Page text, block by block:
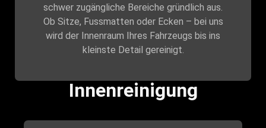
schwer zugängliche Bereiche gründlich aus.
Ob Sitze, Fussmatten oder Ecken – bei uns
wird der Innenraum Ihres Fahrzeugs bis ins
kleinste Detail gereinigt.
Innenreinigung